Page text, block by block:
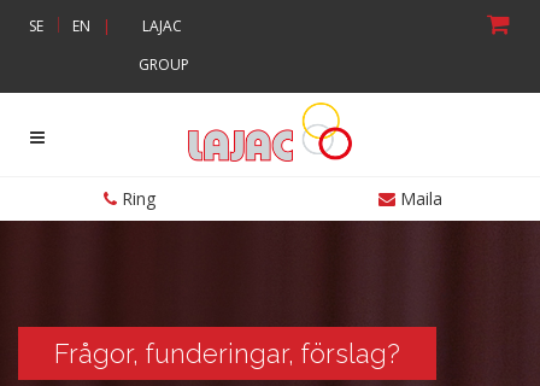
SE | EN |
LAJAC
GROUP
Ring Maila
Frågor, funderingar, förslag?